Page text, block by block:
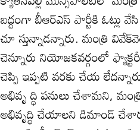
బద్దంగా బీఆర్‌ఎస్‌ పార్టీకి ఓట్లు
చూ స్తున్నాడన్నారు. మంత్రి
చెన్నూరు నియోజకవర్గంలో
చెప్పి ఇప్పటి వరకు చేయ
అభివృ ద్ధి పనులు చేశామని,
అభివృద్ధి చేయాలని డిమాండ్‌